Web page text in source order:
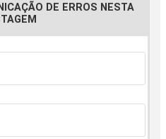
DE ERROS NESTA